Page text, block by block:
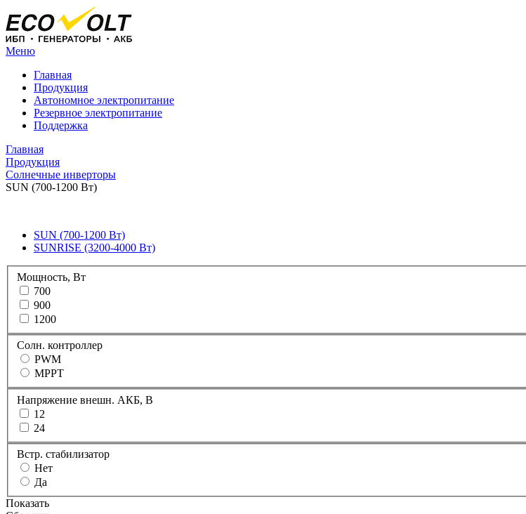
Меню
Главная
Продукция
Автономное электропитание
Резервное электропитание
Поддержка
Главная
Продукция
Солнечные инверторы
SUN (700-1200 Вт)
SUN (700-1200 Вт)
SUNRISE (3200-4000 Вт)
Мощность, Вт
700
900
1200
Солн. контроллер
PWM
MPPT
Напряжение внешн. АКБ, В
12
24
Встр. стабилизатор
Нет
Да
Показать